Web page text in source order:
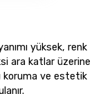
yüksek, renk
ara katlar üzerine
koruma ve estetik